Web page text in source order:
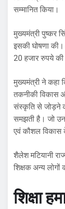
सम्मानित किया।
मुख्यमंत्री पुष्कर
इसकी घोषणा
20 हजार रुपये की
मुख्यमंत्री ने कहा
तकनीकी विकास
संस्कृति से जोड़ने
समझती है। जो
एवं कौशल विकास
शैलेश मटियानी
शिक्षक अन्य लोगों
शिक्षा